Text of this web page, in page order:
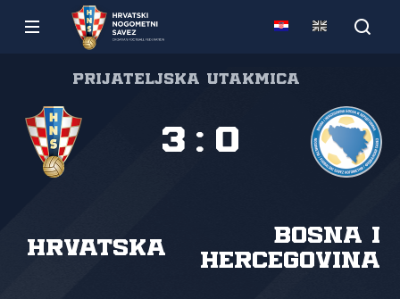
Prijateljska utakmica
Hrvatska
Bosna i
Hercegovina
3 : 0